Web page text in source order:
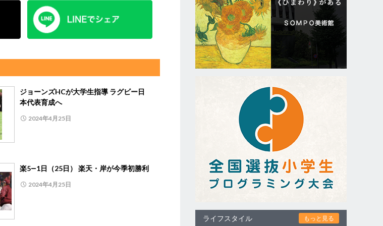
ジョーンズHCが大学生指導 ラグビー日
本代表育成へ
2024年4月25日
楽5―1日（25日） 楽天・岸が今季初勝利
2024年4月25日
ライフスタイル もっと見る